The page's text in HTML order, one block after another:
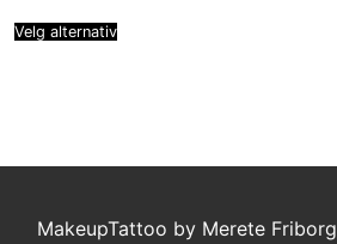
Velg alternativ
MakeupTattoo by Merete Friborg